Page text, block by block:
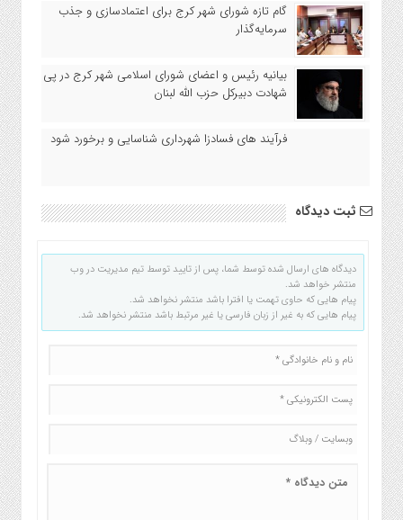
گام تازه شورای شهر کرج برای اعتمادسازی و جذب
سرمایه‌گذار
بیانیه رئیس و اعضای شورای اسلامی شهر کرج در پی
شهادت دبیرکل حزب الله لبنان
فرآیند های فسادزا شهرداری شناسایی و برخورد شود
ثبت دیدگاه
دیدگاه های ارسال شده توسط شما، پس از تایید توسط تیم مدیریت در وب
منتشر خواهد شد.
پیام هایی که حاوی تهمت یا افترا باشد منتشر نخواهد شد.
پیام هایی که به غیر از زبان فارسی یا غیر مرتبط باشد منتشر نخواهد شد.